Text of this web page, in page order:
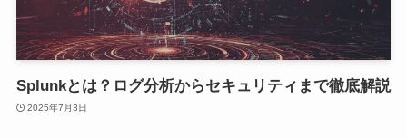
Splunkとは？ログ分析からセキュリティまで徹底解説
2025年7月3日